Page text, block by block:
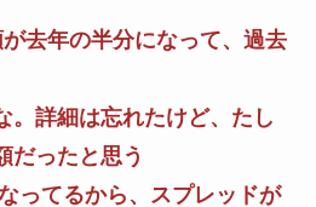
去年の半分になって、過去
。詳細は忘れたけど、たし
だったと思う
ってるから、スプレッドが